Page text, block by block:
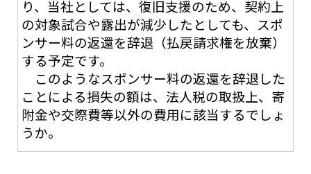
り、当社としては、復旧支援のため、契約上
の対象試合や露出が減少したとしても、スポ
ンサー料の返還を辞退（払戻請求権を放棄）
する予定です。
このようなスポンサー料の返還を辞退した
ことによる損失の額は、法人税の取扱上、寄
附金や交際費等以外の費用に該当するでしょ
うか。